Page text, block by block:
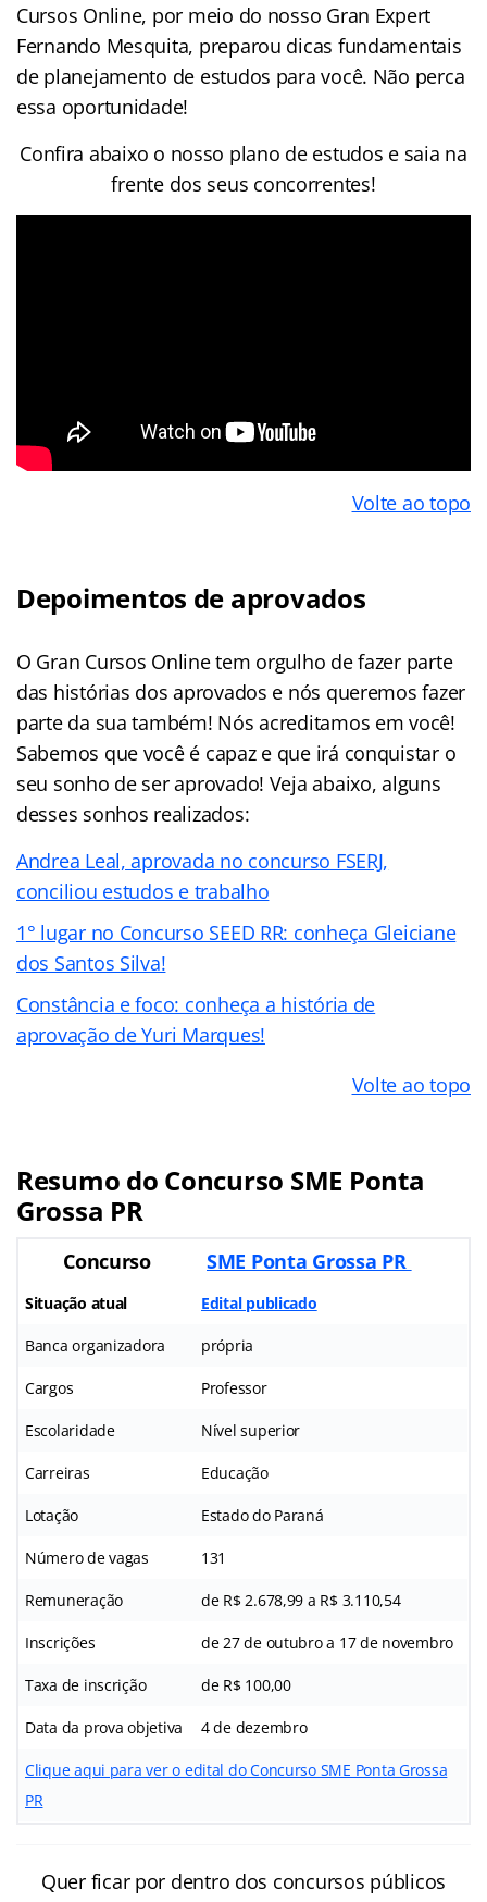
Cursos Online, por meio do nosso Gran Expert
Fernando Mesquita, preparou dicas fundamentais
de planejamento de estudos para você. Não perca
essa oportunidade!
Confira abaixo o nosso plano de estudos e saia na
frente dos seus concorrentes!
Volte ao topo
Depoimentos de aprovados
O Gran Cursos Online tem orgulho de fazer parte
das histórias dos aprovados e nós queremos fazer
parte da sua também! Nós acreditamos em você!
Sabemos que você é capaz e que irá conquistar o
seu sonho de ser aprovado! Veja abaixo, alguns
desses sonhos realizados:
Andrea Leal, aprovada no concurso FSERJ,
conciliou estudos e trabalho
1° lugar no Concurso SEED RR: conheça Gleiciane
dos Santos Silva!
Constância e foco: conheça a história de
aprovação de Yuri Marques!
Volte ao topo
Resumo do Concurso SME Ponta
Grossa PR
Concurso SME Ponta Grossa PR
Situação atual Edital publicado
Banca organizadora própria
Cargos Professor
Escolaridade Nível superior
Carreiras Educação
Lotação Estado do Paraná
Número de vagas 131
Remuneração de R$ 2.678,99 a R$ 3.110,54
Inscrições de 27 de outubro a 17 de novembro
Taxa de inscrição de R$ 100,00
Data da prova objetiva 4 de dezembro
Clique aqui para ver o edital do Concurso SME Ponta Grossa
PR
Quer ficar por dentro dos concursos públicos